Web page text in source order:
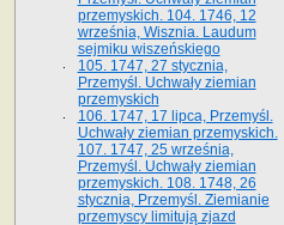
przemyskich. 104. 1746, 12
września, Wisznia. Laudum
sejmiku wiszeńskiego
105. 1747, 27 stycznia,
Przemyśl. Uchwały ziemian
przemyskich
106. 1747, 17 lipca, Przemyśl.
Uchwały ziemian przemyskich.
107. 1747, 25 września,
Przemyśl. Uchwały ziemian
przemyskich. 108. 1748, 26
stycznia, Przemyśl. Ziemianie
przemyscy limitują zjazd